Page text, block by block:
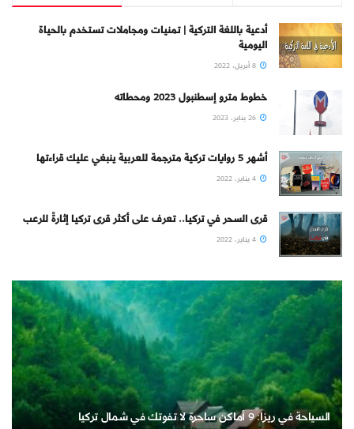
أدعية باللغة التركية | تمنيات ومجاملات تستخدم بالحياة
اليومية
خطوط مترو إسطنبول 2023 ومحطاته
أشهر 5 روايات تركية مترجمة للعربية ينبغي عليك قراءتها
قرى السحر في تركيا.. تعرف على أكثر قرى تركيا إثارةً للرعب
السياحة في ريزا: 9 أماكن ساحرة لا تفوتك في شمال تركيا